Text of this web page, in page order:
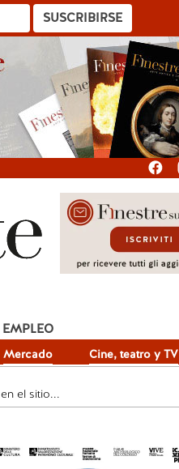
SUSCRIBIRSE
Mercado Cine, teatro y TV
EMPLEO